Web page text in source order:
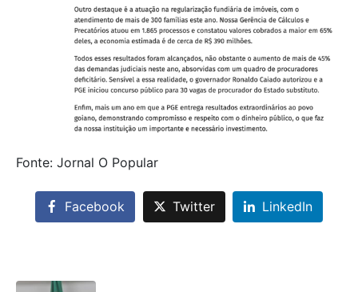
Fonte: Jornal O Popular
Facebook Twitter LinkedIn